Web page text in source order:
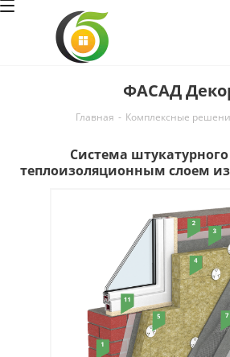
ФАСАД
Главная - Комплексные
Система
теплоизоляционным слоем